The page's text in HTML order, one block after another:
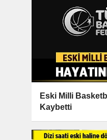
Eski Milli
Kaybetti